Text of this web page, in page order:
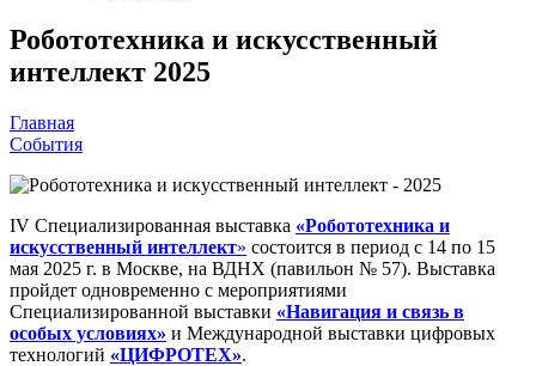
Робототехника и искусственный
интеллект 2025
Главная
События
IV Специализированная выставка «Робототехника и
искусственный интеллект» состоится в период с 14 по 15
мая 2025 г. в Москве, на ВДНХ (павильон № 57). Выставка
пройдет одновременно с мероприятиями
Специализированной выставки «Навигация и связь в
особых условиях» и Международной выставки цифровых
технологий «ЦИФРОТЕХ».